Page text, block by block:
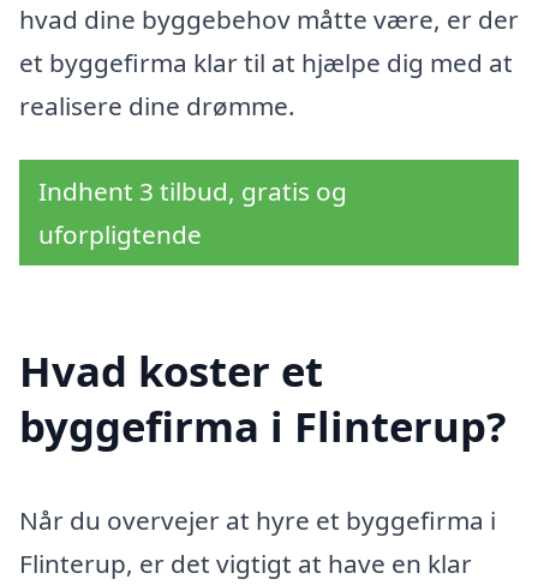
hvad dine byggebehov måtte være, er der
et byggefirma klar til at hjælpe dig med at
realisere dine drømme.
Indhent 3 tilbud, gratis og
uforpligtende
Hvad koster et
byggefirma i Flinterup?
Når du overvejer at hyre et byggefirma i
Flinterup, er det vigtigt at have en klar